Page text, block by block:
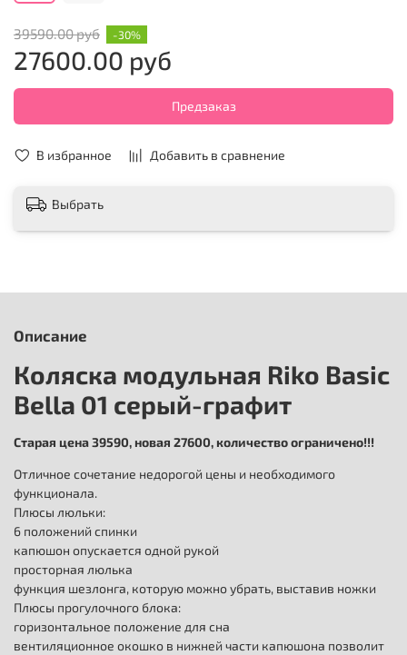
В избранное Добавить в сравнение
39590.00 руб
27600.00 руб
-30%
Предзаказ
Выбрать
Описание
Коляска модульная Riko Basic
Bella 01 серый-графит
Старая цена 39590, новая 27600, количество ограничено!!!
Отличное сочетание недорогой цены и необходимого
функционала.
Плюсы люльки:
6 положений спинки
капюшон опускается одной рукой
просторная люлька
функция шезлонга, которую можно убрать, выставив ножки
Плюсы прогулочного блока:
горизонтальное положение для сна
вентиляционное окошко в нижней части капюшона позволит